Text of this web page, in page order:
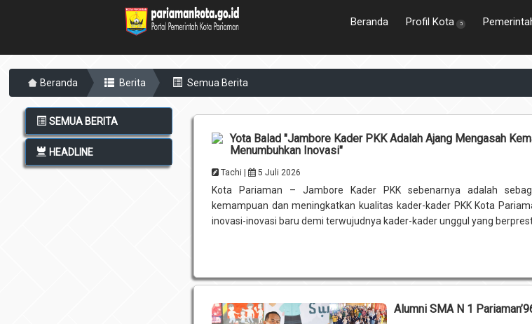
Beranda Profil Kota 5
Beranda Berita Semua Berita
SEMUA BERITA
HEADLINE
Yota Balad "Jambore Kader PKK Adalah Ajang Mengasah
Menumbuhkan Inovasi"
Tachi | 5 Juli 2026
Kota Pariaman – Jambore Kader PKK sebenarnya adalah
kemampuan dan meningkatkan kualitas kader-kader PKK Kota
inovasi-inovasi baru demi terwujudnya kader-kader unggul yang
Alumni SMA N 1